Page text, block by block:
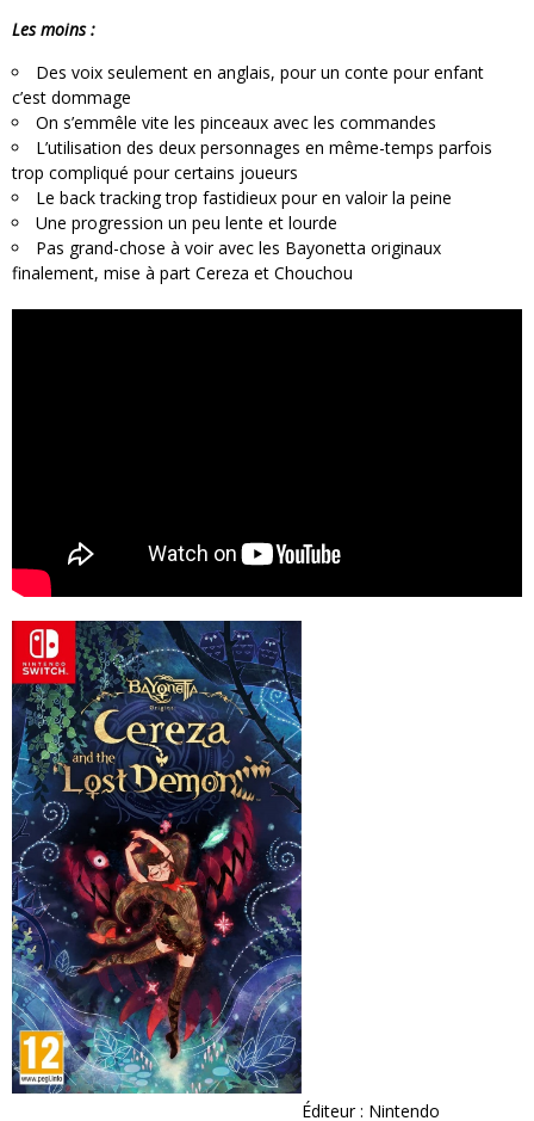
Les moins :
Des voix seulement en anglais, pour un conte pour enfant
c’est dommage
On s’emmêle vite les pinceaux avec les commandes
L’utilisation des deux personnages en même-temps parfois
trop compliqué pour certains joueurs
Le back tracking trop fastidieux pour en valoir la peine
Une progression un peu lente et lourde
Pas grand-chose à voir avec les Bayonetta originaux
finalement, mise à part Cereza et Chouchou
Éditeur : Nintendo